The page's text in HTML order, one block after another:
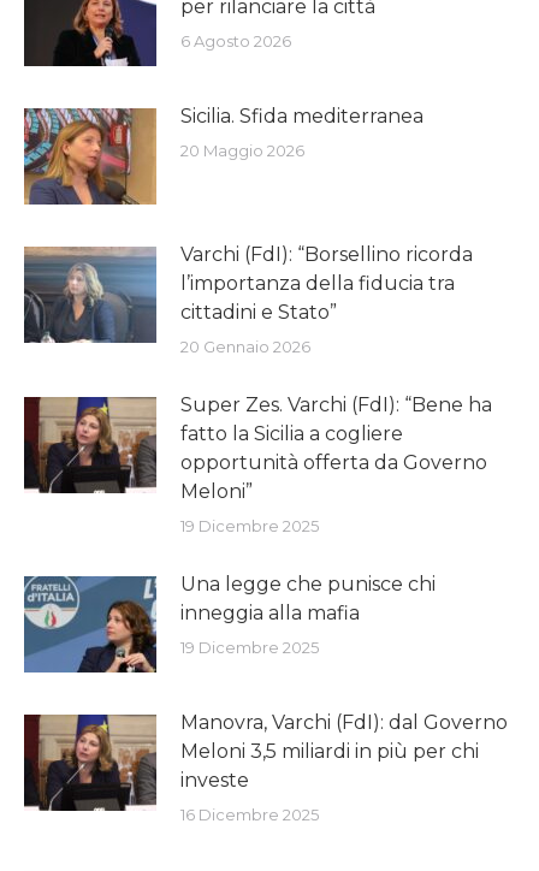
per rilanciare la città
6 Agosto 2026
Sicilia. Sfida mediterranea
20 Maggio 2026
Varchi (FdI): “Borsellino ricorda
l’importanza della fiducia tra
cittadini e Stato”
20 Gennaio 2026
Super Zes. Varchi (FdI): “Bene ha
fatto la Sicilia a cogliere
opportunità offerta da Governo
Meloni”
19 Dicembre 2025
Una legge che punisce chi
inneggia alla mafia
19 Dicembre 2025
Manovra, Varchi (FdI): dal Governo
Meloni 3,5 miliardi in più per chi
investe
16 Dicembre 2025